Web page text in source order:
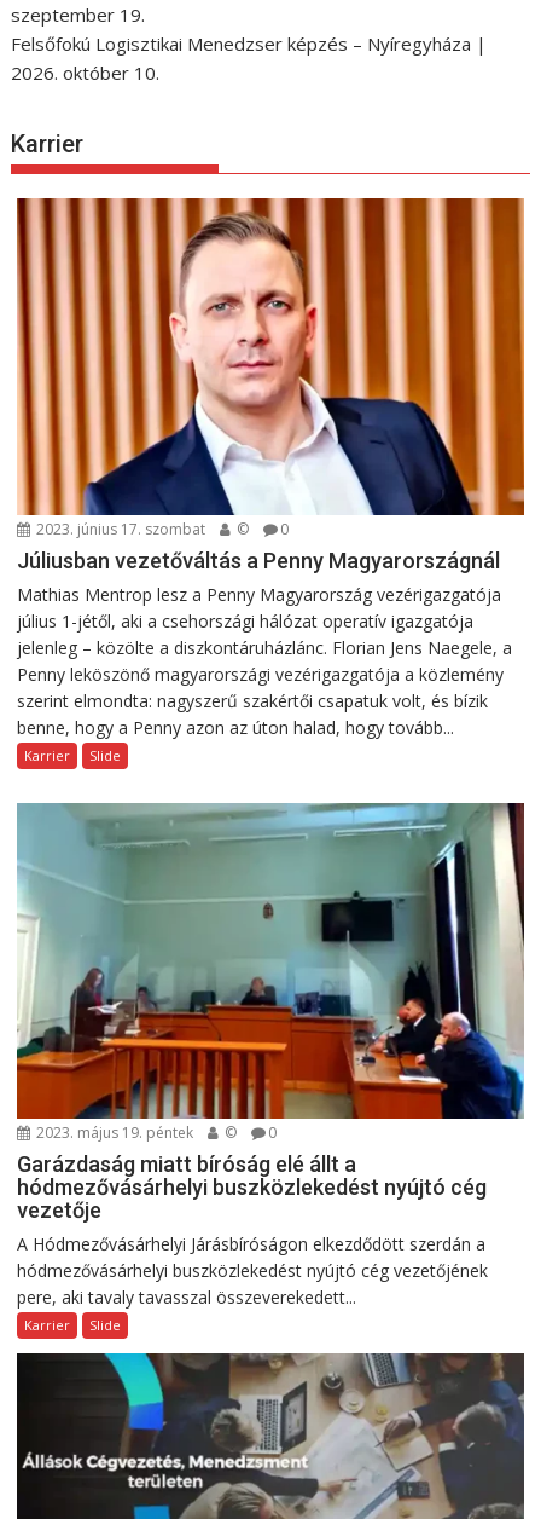
szeptember 19.
Felsőfokú Logisztikai Menedzser képzés – Nyíregyháza |
2026. október 10.
Karrier
2023. június 17. szombat © 0
Júliusban vezetőváltás a Penny Magyarországnál
Mathias Mentrop lesz a Penny Magyarország vezérigazgatója
július 1-jétől, aki a csehországi hálózat operatív igazgatója
jelenleg – közölte a diszkontáruházlánc. Florian Jens Naegele, a
Penny leköszönő magyarországi vezérigazgatója a közlemény
szerint elmondta: nagyszerű szakértői csapatuk volt, és bízik
benne, hogy a Penny azon az úton halad, hogy tovább...
Karrier Slide
2023. május 19. péntek © 0
Garázdaság miatt bíróság elé állt a
hódmezővásárhelyi buszközlekedést nyújtó cég
vezetője
A Hódmezővásárhelyi Járásbíróságon elkezdődött szerdán a
hódmezővásárhelyi buszközlekedést nyújtó cég vezetőjének
pere, aki tavaly tavasszal összeverekedett...
Karrier Slide